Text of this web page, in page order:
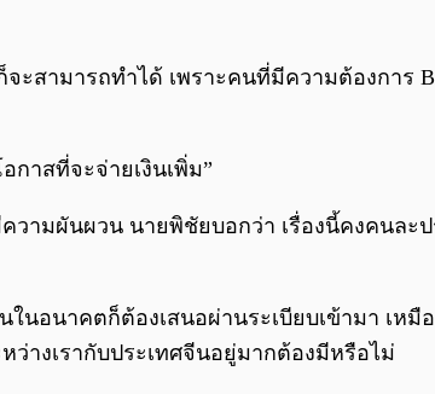
ะสามารถทำได้ เพราะคนที่มีความต้องการ
าสที่จะจ่ายเงินเพิ่ม”
ามผันผวน นายพิชัยบอกว่า เรื่องนี้คงคนละ
นาคตก็ต้องเสนอผ่านระเบียบเข้ามา เหมือ
ว่างเรากับประเทศจีนอยู่มากต้องมีหรือไม่